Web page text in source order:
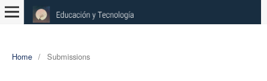
Home / Submissions